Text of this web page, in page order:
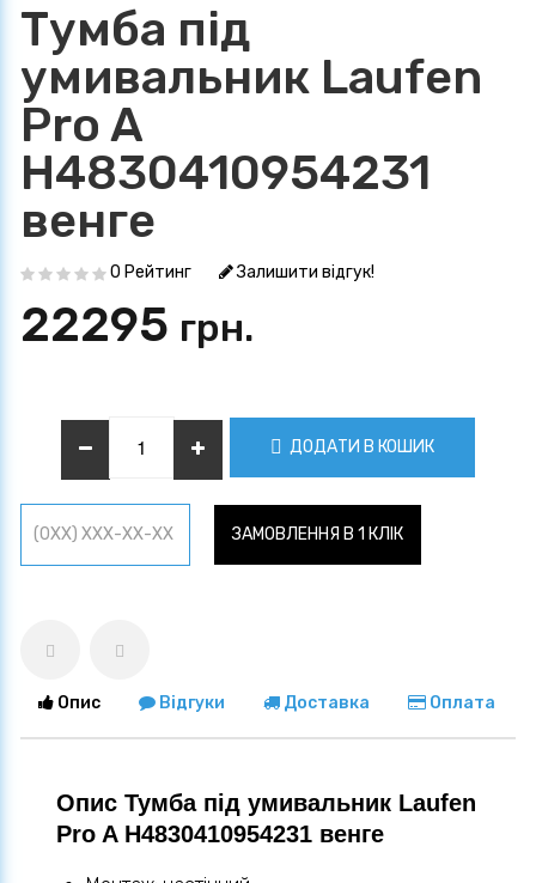
Тумба під
умивальник Laufen
Pro A
H4830410954231
венге
0 Рейтинг Залишити відгук!
22295 грн.
ДОДАТИ В КОШИК
ЗАМОВЛЕННЯ В 1 КЛІК
Опис Відгуки Доставка Оплата
Опис Тумба під умивальник Laufen
Pro A H4830410954231 венге